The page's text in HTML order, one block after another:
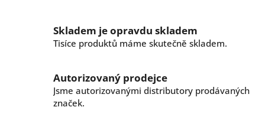
p
i
s
Skladem je opravdu skladem
Tisíce produktů máme skutečně skladem.
Autorizovaný prodejce
Jsme autorizovanými distributory prodávaných
značek.